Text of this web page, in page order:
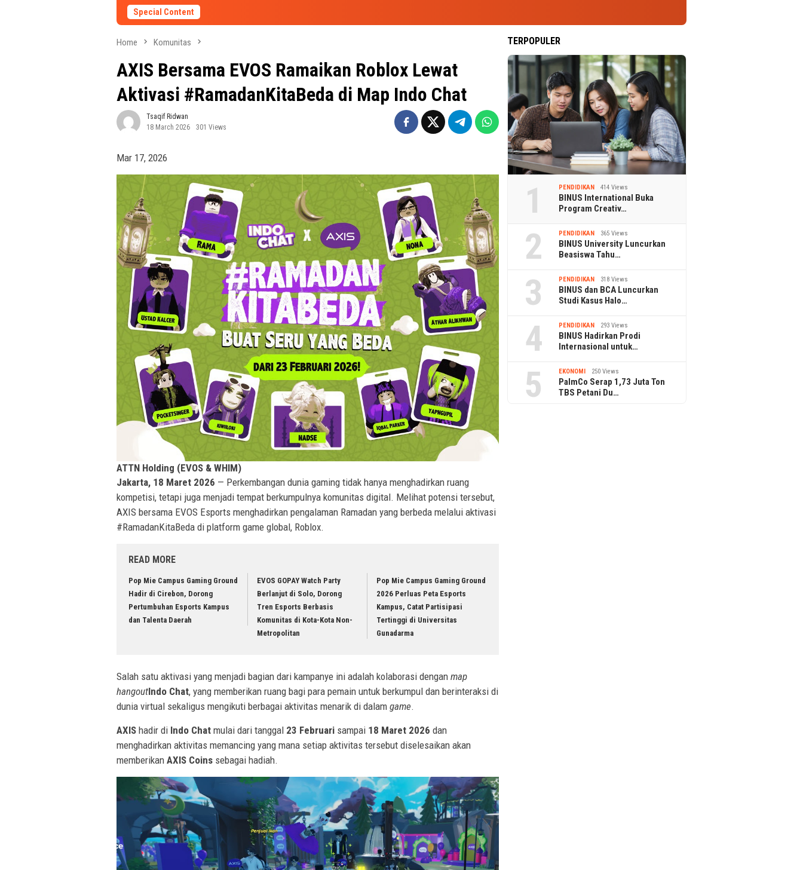
Special Content
Home Komunitas
AXIS Bersama EVOS Ramaikan Roblox Lewat
Aktivasi #RamadanKitaBeda di Map Indo Chat
Tsaqif Ridwan
18 March 2026
301 Views
Mar 17, 2026
ATTN Holding (EVOS & WHIM)
Jakarta, 18 Maret 2026 — Perkembangan dunia gaming tidak hanya menghadirkan ruang
kompetisi, tetapi juga menjadi tempat berkumpulnya komunitas digital. Melihat potensi tersebut,
AXIS bersama EVOS Esports menghadirkan pengalaman Ramadan yang berbeda melalui aktivasi
#RamadanKitaBeda di platform game global, Roblox.
READ MORE
Pop Mie Campus Gaming Ground
Hadir di Cirebon, Dorong
Pertumbuhan Esports Kampus
dan Talenta Daerah
EVOS GOPAY Watch Party
Berlanjut di Solo, Dorong
Tren Esports Berbasis
Komunitas di Kota-Kota Non-
Metropolitan
Pop Mie Campus Gaming Ground
2026 Perluas Peta Esports
Kampus, Catat Partisipasi
Tertinggi di Universitas
Gunadarma
Salah satu aktivasi yang menjadi bagian dari kampanye ini adalah kolaborasi dengan map
hangoutIndo Chat, yang memberikan ruang bagi para pemain untuk berkumpul dan berinteraksi di
dunia virtual sekaligus mengikuti berbagai aktivitas menarik di dalam game.
AXIS hadir di Indo Chat mulai dari tanggal 23 Februari sampai 18 Maret 2026 dan
menghadirkan aktivitas memancing yang mana setiap aktivitas tersebut diselesaikan akan
memberikan AXIS Coins sebagai hadiah.
TERPOPULER
1 PENDIDIKAN 414 Views
BINUS International Buka
Program Creativ…
2 PENDIDIKAN 365 Views
BINUS University Luncurkan
Beasiswa Tahu…
3 PENDIDIKAN 318 Views
BINUS dan BCA Luncurkan
Studi Kasus Halo…
4 PENDIDIKAN 293 Views
BINUS Hadirkan Prodi
Internasional untuk…
5 EKONOMI 250 Views
PalmCo Serap 1,73 Juta Ton
TBS Petani Du…